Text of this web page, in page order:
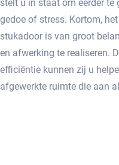
stelt u in staat om eerder te
gedoe of stress. Kortom,
stukadoor is van groot
en afwerking te realiseren.​
efficiëntie kunnen zij u
afgewerkte ruimte die aan